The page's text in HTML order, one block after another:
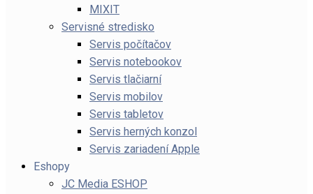
MIXIT
Servisné stredisko
Servis počítačov
Servis notebookov
Servis tlačiarní
Servis mobilov
Servis tabletov
Servis herných konzol
Servis zariadení Apple
Eshopy
JC Media ESHOP